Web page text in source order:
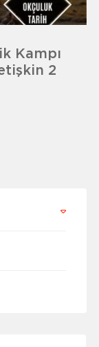
Kampı
2